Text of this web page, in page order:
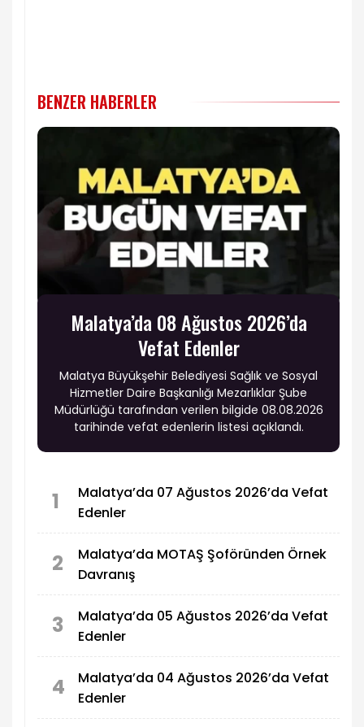
BENZER HABERLER
Malatya’da 08 Ağustos 2026’da
Vefat Edenler
Malatya Büyükşehir Belediyesi Sağlık ve Sosyal
Hizmetler Daire Başkanlığı Mezarlıklar Şube
Müdürlüğü tarafından verilen bilgide 08.08.2026
tarihinde vefat edenlerin listesi açıklandı.
1
Malatya’da 07 Ağustos 2026’da Vefat
Edenler
2
Malatya’da MOTAŞ Şoföründen Örnek
Davranış
3
Malatya’da 05 Ağustos 2026’da Vefat
Edenler
4
Malatya’da 04 Ağustos 2026’da Vefat
Edenler